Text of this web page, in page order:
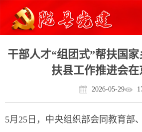
干部人才“组团式”帮扶国
扶县工作推进会在
2026-05-29
5月25日，中央组织部会同教育部